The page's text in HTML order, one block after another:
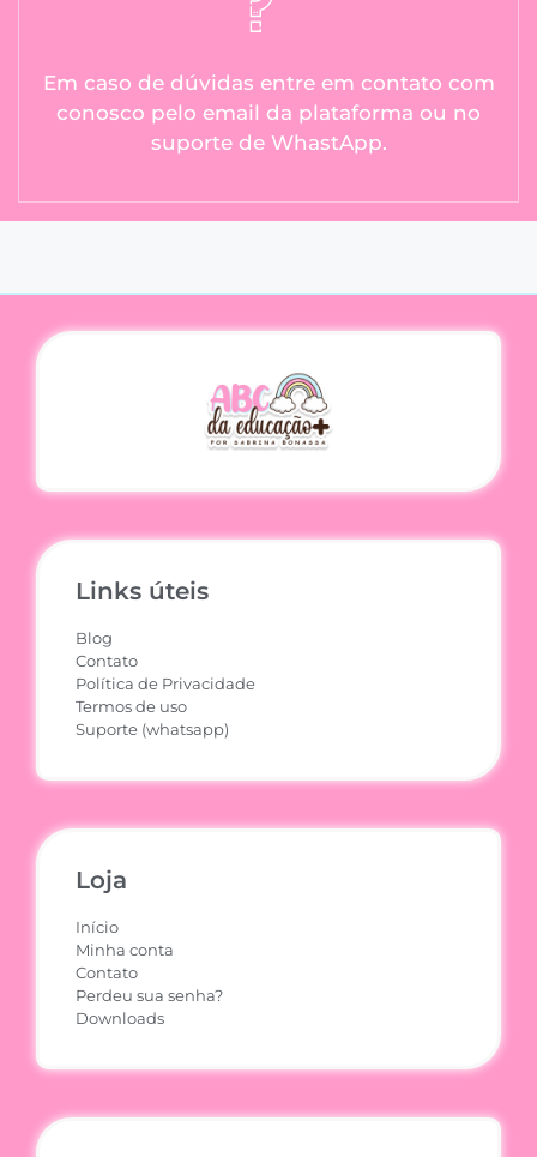
Em caso de dúvidas entre em contato com
conosco pelo email da plataforma ou no
suporte de WhastApp.
Links úteis
Blog
Contato
Política de Privacidade
Termos de uso
Suporte (whatsapp)
Loja
Início
Minha conta
Contato
Perdeu sua senha?
Downloads